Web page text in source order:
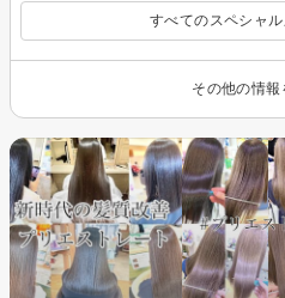
すべてのスペシャ
その他の情報